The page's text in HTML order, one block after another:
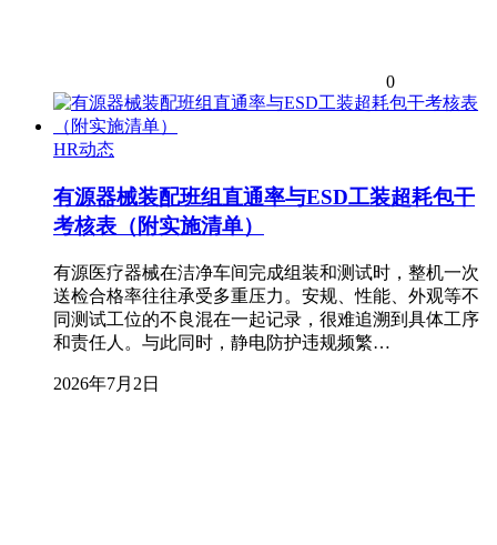
0
HR动态
有源器械装配班组直通率与ESD工装超耗包干
考核表（附实施清单）
有源医疗器械在洁净车间完成组装和测试时，整机一次
送检合格率往往承受多重压力。安规、性能、外观等不
同测试工位的不良混在一起记录，很难追溯到具体工序
和责任人。与此同时，静电防护违规频繁…
2026年7月2日